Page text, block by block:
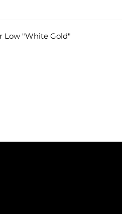
Low "White Gold"